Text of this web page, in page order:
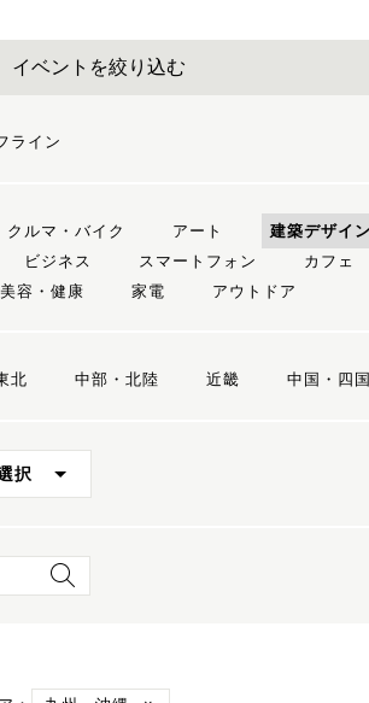
イベントを絞り込む
ライン
クルマ・バイク アート 建築デザイン
ビジネス スマートフォン カフェ
美容・健康 家電 アウトドア
北 中部・北陸 近畿 中国・四国
択